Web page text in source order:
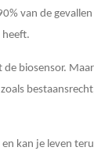
van de
heeft.
biosensor.
kan je leven